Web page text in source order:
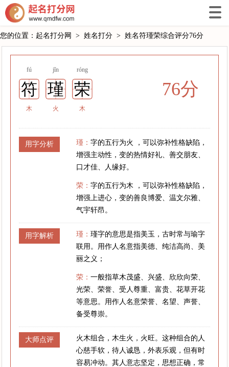
您的位置： 起名打分网 > 姓名打分 > 姓名符瑾荣综合评分76分
fú jǐn róng
符 瑾 荣
木 火 木
76分
用字分析 瑾：字的五行为火 ，可以弥补性格缺陷，
增强主动性，变的热情好礼、善交朋友、
口才佳、人缘好。
荣：字的五行为木 ，可以弥补性格缺陷，
增强上进心，变的善良博爱、温文尔雅、
气宇轩昂。
用字解析 瑾：瑾字的意思是指美玉，古时常与瑜字
联用。用作人名意指美德、纯洁高尚、美
丽之义；
荣：一般指草木茂盛、兴盛、欣欣向荣、
光荣、荣誉、受人尊重、富贵、花草开花
等意思。用作人名意荣誉、名望、声誉、
备受尊崇。
大师点评
火木组合，木生火，火旺。这种组合的人
心慈手软，待人诚恳，外表乐观，但有时
容易冲动。其人意志坚定，思想正确，常